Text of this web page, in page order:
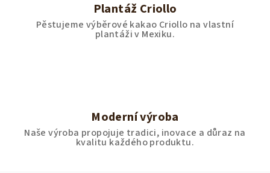
Plantáž Criollo
Pěstujeme výběrové kakao Criollo na vlastní
plantáži v Mexiku.
Moderní výroba
Naše výroba propojuje tradici, inovace a důraz na
kvalitu každého produktu.